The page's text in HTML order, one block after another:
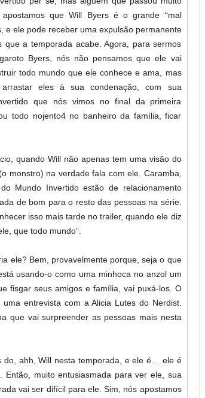
que Will Byers é o grande “mal
e ele pode receber uma expulsão permanente
que a temporada acabe. Agora, para sermos
Byers, nós não pensamos que ele vai
todo mundo que ele conhece e ama, mas
arrastar eles à sua condenação, com sua
que nós vimos no final da primeira
todo nojento4no banheiro da família, ficar
quando Will não apenas tem uma visão do
monstro) na verdade fala com ele. Caramba,
Mundo Invertido estão de relacionamento
de bom para o resto das pessoas na série.
isso mais tarde no trailer, quando ele diz
que todo mundo”.
ele? Bem, provavelmente porque, seja o que
usando-o como uma minhoca no anzol um
fisgar seus amigos e família, vai puxá-los. O
entrevista com a Alicia Lutes do Nerdist.
que vai surpreender as pessoas mais nesta
do, ahh, Will nesta temporada, e ele é… ele é
Então, muito entusiasmada para ver ele, sua
vai ser difícil para ele. Sim, nós apostamos